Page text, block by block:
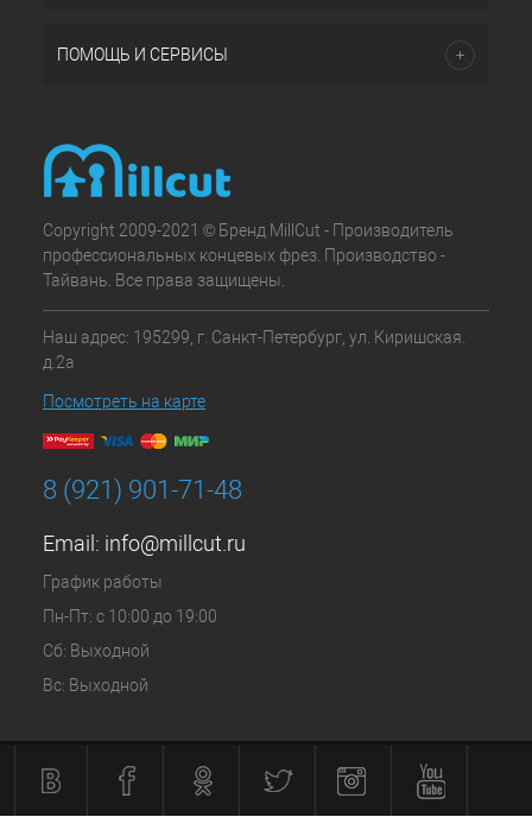
ПОМОЩЬ И СЕРВИСЫ
Copyright 2009-2021 © Бренд MillCut - Производитель
профессиональных концевых фрез. Производство -
Тайвань. Все права защищены.
Наш адрес: 195299, г. Санкт-Петербург, ул. Киришская.
д.2а
Посмотреть на карте
8 (921) 901-71-48
Email: info@millcut.ru
График работы
Пн-Пт: с 10:00 до 19:00
Сб: Выходной
Вс: Выходной